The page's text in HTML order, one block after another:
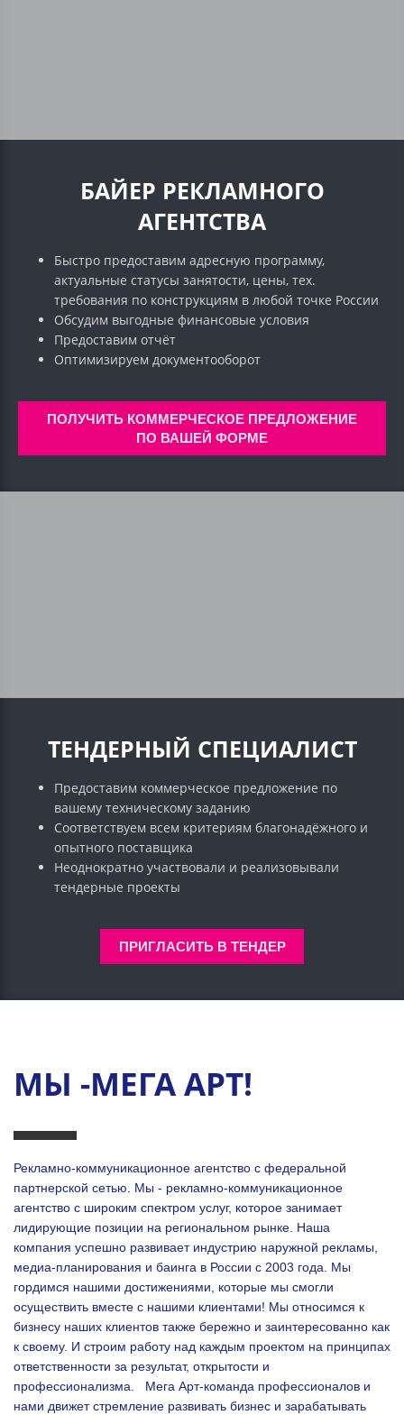
БАЙЕР РЕКЛАМНОГО
АГЕНТСТВА
Быстро предоставим адресную программу,
актуальные статусы занятости, цены, тех.
требования по конструкциям в любой точке России
Обсудим выгодные финансовые условия
Предоставим отчёт
Оптимизируем документооборот
ПОЛУЧИТЬ КОММЕРЧЕСКОЕ ПРЕДЛОЖЕНИЕ
ПО ВАШЕЙ ФОРМЕ
ТЕНДЕРНЫЙ СПЕЦИАЛИСТ
Предоставим коммерческое предложение по
вашему техническому заданию
Соответствуем всем критериям благонадёжного и
опытного поставщика
Неоднократно участвовали и реализовывали
тендерные проекты
ПРИГЛАСИТЬ В ТЕНДЕР
МЫ -МЕГА АРТ!
Рекламно-коммуникационное агентство с федеральной
партнерской сетью. Мы - рекламно-коммуникационное
агентство с широким спектром услуг, которое занимает
лидирующие позиции на региональном рынке. Наша
компания успешно развивает индустрию наружной рекламы,
медиа-планирования и баинга в России с 2003 года. Мы
гордимся нашими достижениями, которые мы смогли
осуществить вместе с нашими клиентами! Мы относимся к
бизнесу наших клиентов также бережно и заинтересованно как
к своему. И строим работу над каждым проектом на принципах
ответственности за результат, открытости и
профессионализма. Мега Арт-команда профессионалов и
нами движет стремление развивать бизнес и зарабатывать